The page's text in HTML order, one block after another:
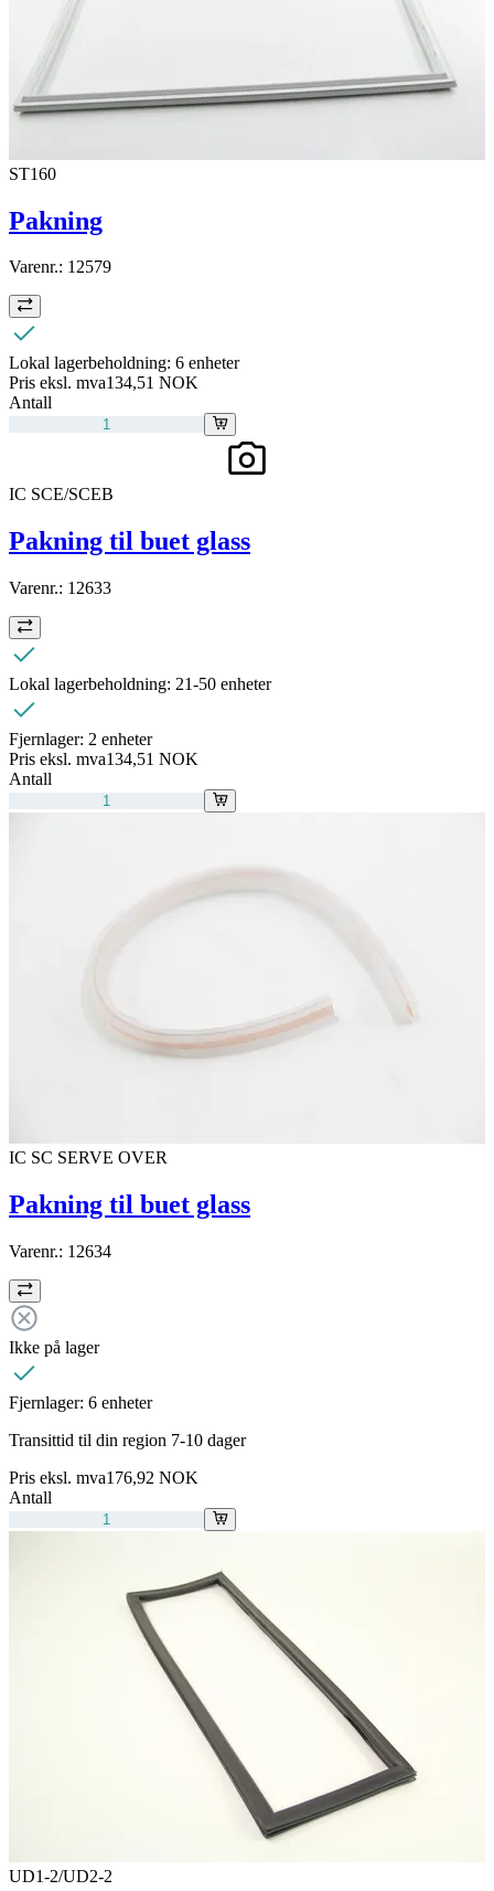
ST160
Pakning
Varenr.: 12579
Lokal lagerbeholdning: 6 enheter
Pris eksl. mva134,51 NOK
Antall
IC SCE/SCEB
Pakning til buet glass
Varenr.: 12633
Lokal lagerbeholdning: 21-50 enheter
Fjernlager: 2 enheter
Pris eksl. mva134,51 NOK
Antall
IC SC SERVE OVER
Pakning til buet glass
Varenr.: 12634
Ikke på lager
Fjernlager: 6 enheter
Transittid til din region 7-10 dager
Pris eksl. mva176,92 NOK
Antall
UD1-2/UD2-2